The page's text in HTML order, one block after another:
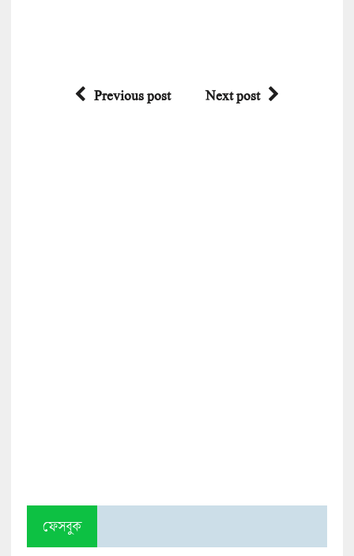
Previous post Next post
ফেসবুক